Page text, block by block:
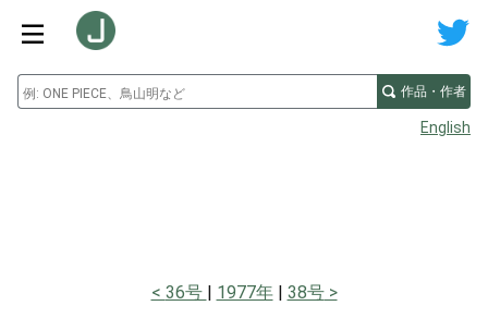
作品・作者
English
36号 1977年 38号